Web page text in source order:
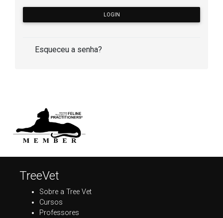
LOGIN
Esqueceu a senha?
TreeVet
Sobre a Tree Vet
Cursos
Professores